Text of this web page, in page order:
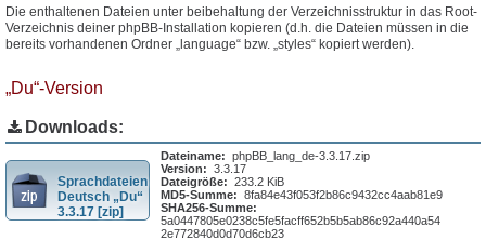
Die enthaltenen Dateien unter beibehaltung der Verzeichnisstruktur in das Root-
Verzeichnis deiner phpBB-Installation kopieren (d.h. die Dateien müssen in die
bereits vorhandenen Ordner „language“ bzw. „styles“ kopiert werden).
„Du“-Version
Downloads:
Sprachdateien
Deutsch „Du“
3.3.17 [zip]
Dateiname: phpBB_lang_de-3.3.17.zip
Version: 3.3.17
Dateigröße: 233.2 KiB
MD5-Summe: 8fa84e43f053f2b86c9432cc4aab81e9
SHA256-Summe:
5a0447805e0238c5fe5facff652b5b5ab86c92a440a54
2e772840d0d70d6cb23